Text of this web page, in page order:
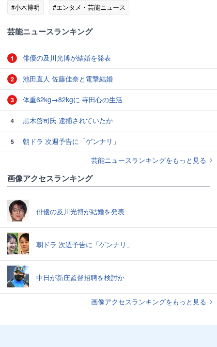
#小木博明
#エンタメ・芸能ニュース
芸能ニュースランキング
1 俳優の及川光博が結婚を発表
2 池田直人 佐藤佳奈と電撃結婚
3 体重62kg→82kgに 寺田心の生活
4 黒木啓司氏 逮捕されていたか
5
朝ドラ 次週予告に「ゲンナリ」
芸能ニュースランキングをもっと見る
画像アクセスランキング
俳優の及川光博が結婚を発表
朝ドラ 次週予告に「ゲンナリ」
中日が新庄監督招聘を検討か
画像アクセスランキングをもっと見る